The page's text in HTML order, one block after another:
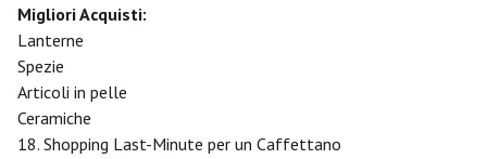
Migliori Acquisti:
Lanterne
Spezie
Articoli in pelle
Ceramiche
18. Shopping Last-Minute per un Caffettano